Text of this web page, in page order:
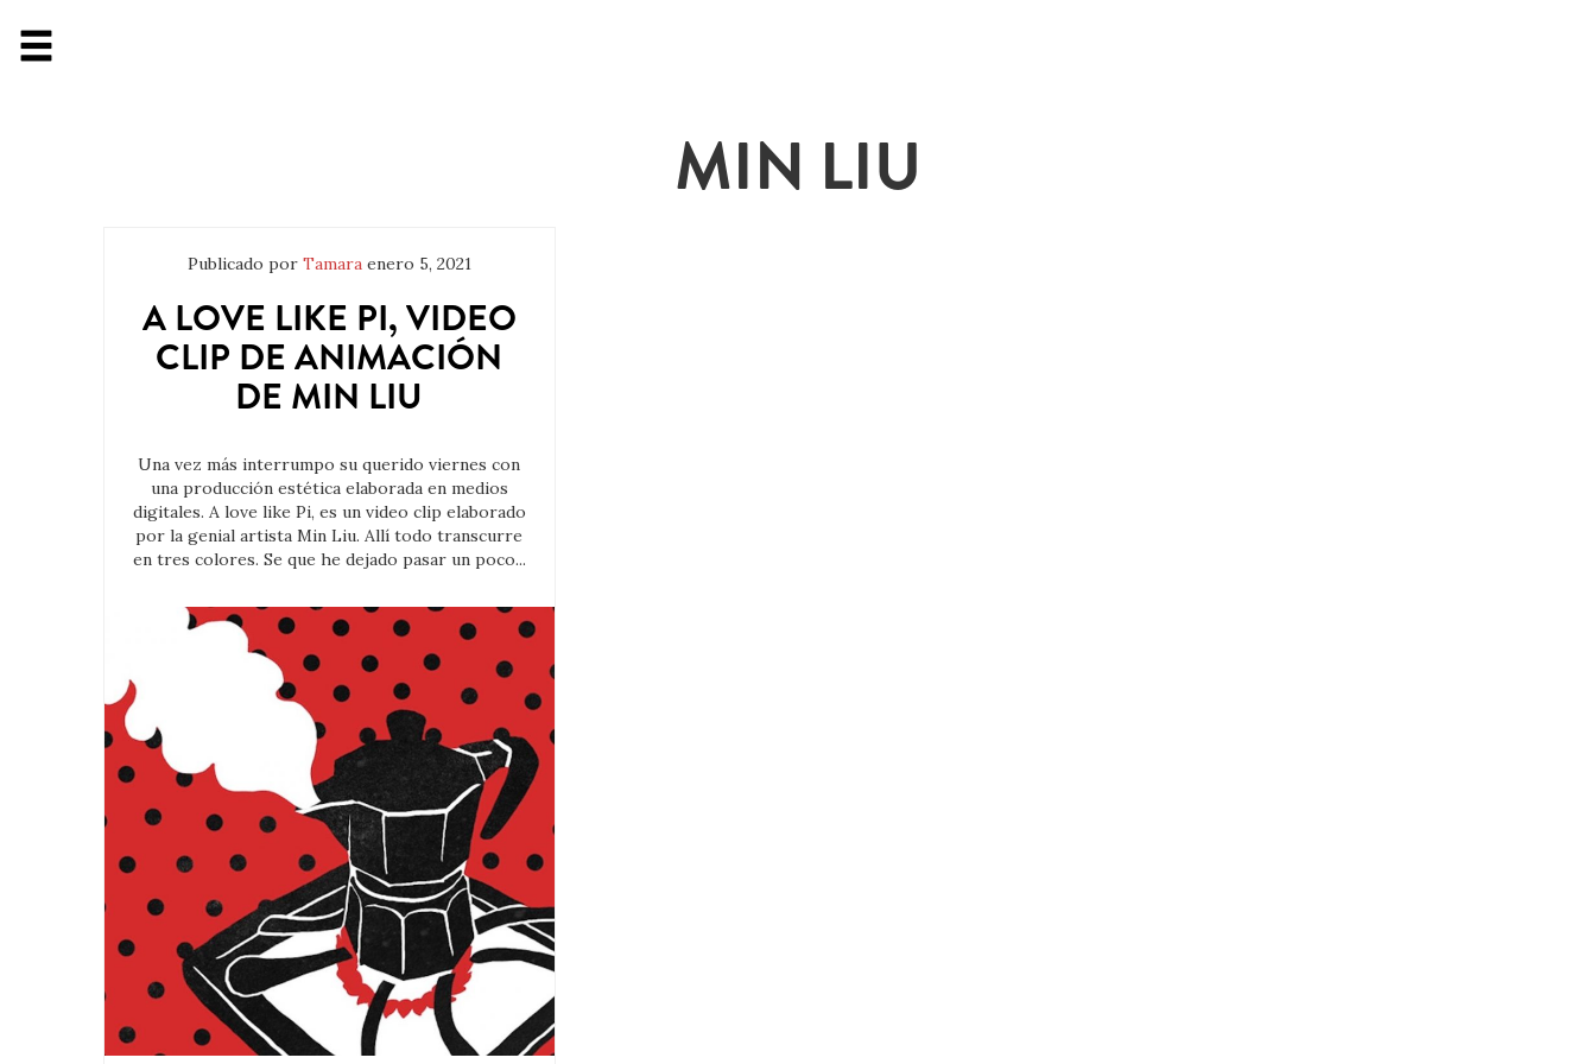
MIN LIU
Publicado por Tamara enero 5, 2021
A LOVE LIKE PI, VIDEO
CLIP DE ANIMACIÓN
DE MIN LIU
Una vez más interrumpo su querido viernes con
una producción estética elaborada en medios
digitales. A love like Pi, es un video clip elaborado
por la genial artista Min Liu. Allí todo transcurre
en tres colores. Se que he dejado pasar un poco...